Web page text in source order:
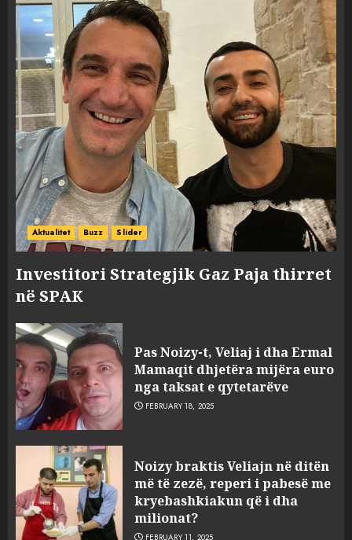
Aktualitet Buzz Slider
Investitori Strategjik Gaz Paja thirret
në SPAK
Pas Noizy-t, Veliaj i dha Ermal
Mamaqit dhjetëra mijëra euro
nga taksat e qytetarëve
FEBRUARY 18, 2025
Noizy braktis Veliajn në ditën
më të zezë, reperi i pabesë me
kryebashkiakun që i dha
milionat?
FEBRUARY 11, 2025
3
sulmuan “One Albania”,
ngjarja u fsheh. A u vodhën
serverat?
MARCH 25, 2025